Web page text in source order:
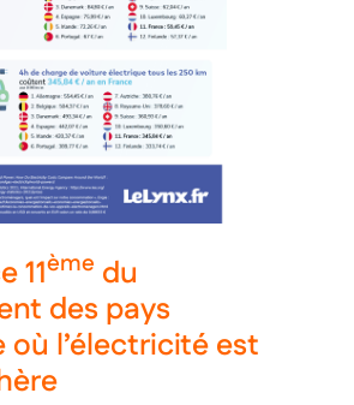
11ème du
des pays
où l’électricité est